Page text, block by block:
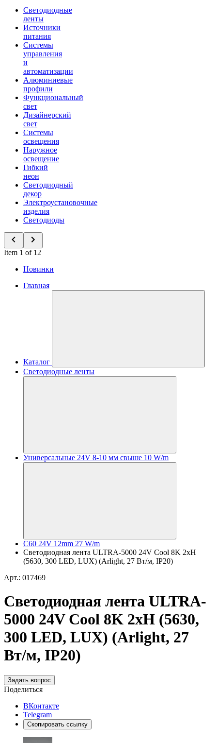
Светодиодные
ленты
Источники
питания
Системы
управления
и
автоматизации
Алюминиевые
профили
Функциональный
свет
Дизайнерский
свет
Системы
освещения
Наружное
освещение
Гибкий
неон
Светодиодный
декор
Электроустановочные
изделия
Светодиоды
Item 1 of 12
Новинки
Главная
Каталог
Светодиодные ленты
Универсальные 24V 8-10 мм свыше 10 W/m
C60 24V 12mm 27 W/m
Светодиодная лента ULTRA-5000 24V Cool 8K 2xH
(5630, 300 LED, LUX) (Arlight, 27 Вт/м, IP20)
Арт.: 017469
Светодиодная лента ULTRA-
5000 24V Cool 8K 2xH (5630,
300 LED, LUX) (Arlight, 27
Вт/м, IP20)
Задать вопрос
Поделиться
ВКонтакте
Telegram
Скопировать ссылку